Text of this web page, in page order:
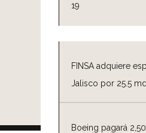
19
FINSA adquiere
Jalisco por 25.5
Boeing pagará